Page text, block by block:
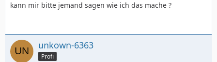
kann mir bitte jemand sagen wie ich das mache ?
unkown-6363
Profi